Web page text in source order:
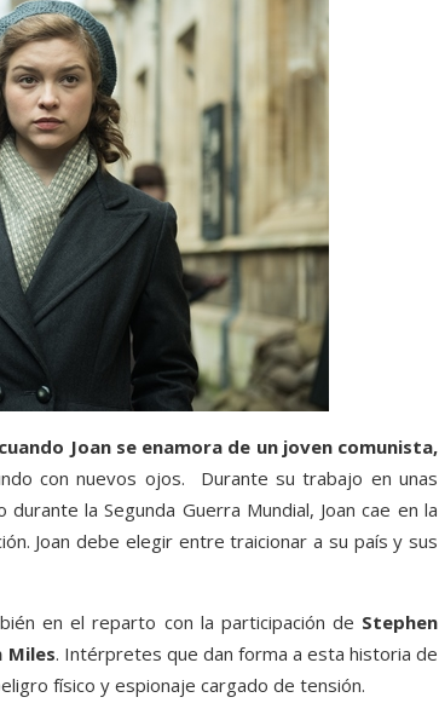
Joan se enamora de un joven comunista,
con nuevos ojos. Durante su trabajo en unas
la Segunda Guerra Mundial, Joan cae en la
Joan debe elegir entre traicionar a su país y sus
en el reparto con la participación de Stephen
Miles. Intérpretes que dan forma a esta historia de
físico y espionaje cargado de tensión.